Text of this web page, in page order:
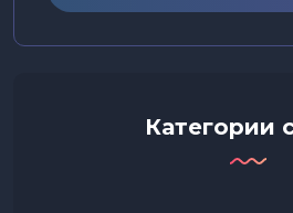
Категории